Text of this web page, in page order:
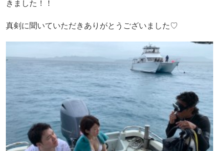
きました！！
真剣に聞いていただきありがとうございました♡